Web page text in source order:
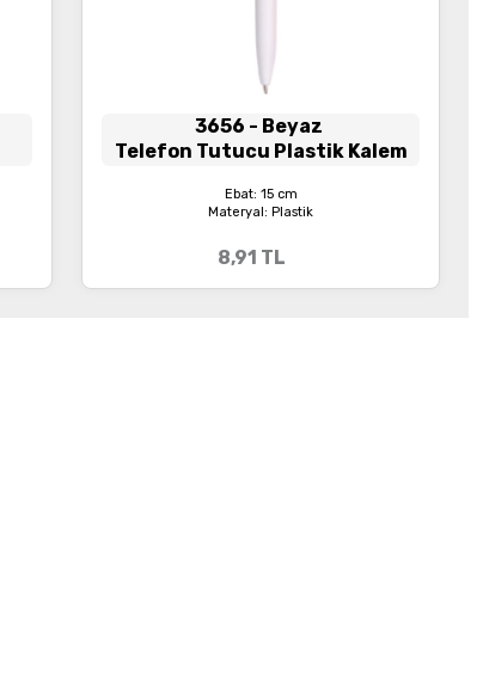
3656 - Beyaz
Telefon Tutucu Plastik Kalem
Ebat: 15 cm
Materyal: Plastik
8,91 TL